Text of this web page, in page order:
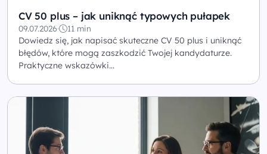
CV 50 plus – jak uniknąć typowych pułapek
09.07.2026· 11 min
Dowiedz się, jak napisać skuteczne CV 50 plus i uniknąć
błędów, które mogą zaszkodzić Twojej kandydaturze.
Praktyczne wskazówki...